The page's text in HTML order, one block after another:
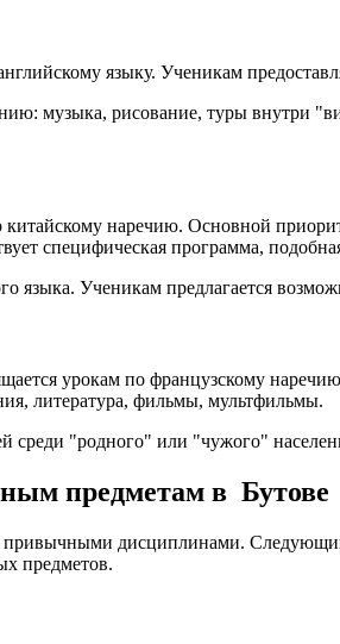
языку. Ученикам
музыка, рисование, туры внутри
китайскому наречию. Основной
специфическая программа,
языка. Ученикам предлагается
урокам по французскому
литература, фильмы, мультфильмы.
среди "родного" или "чужого"
предметам в Бутове
привычными дисциплинами.
предметов.